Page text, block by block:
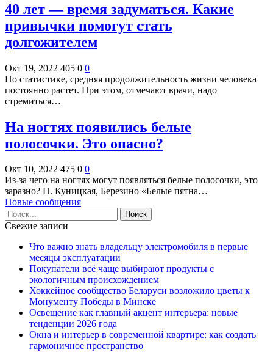
40 лет — время задуматься. Какие
привычки помогут стать
долгожителем
Окт 19, 2022 405 0 0
По статистике, средняя продолжительность жизни человека
постоянно растет. При этом, отмечают врачи, надо
стремиться…
На ногтях появились белые
полосочки. Это опасно?
Окт 10, 2022 475 0 0
Из-за чего на ногтях могут появляться белые полосочки, это
заразно? П. Куницкая, Березино «Белые пятна…
Новые сообщения
Свежие записи
Что важно знать владельцу электромобиля в первые
месяцы эксплуатации
Покупатели всё чаще выбирают продукты с
экологичным происхождением
Хоккейное сообщество Беларуси возложило цветы к
Монументу Победы в Минске
Освещение как главный акцент интерьера: новые
тенденции 2026 года
Окна и интерьер в современной квартире: как создать
гармоничное пространство